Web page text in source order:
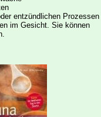
entzündlichen Prozessen
im Gesicht. Sie können